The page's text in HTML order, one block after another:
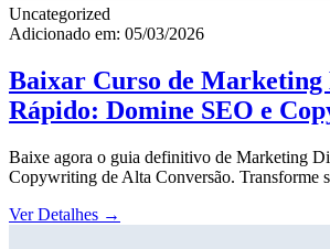
Uncategorized
Adicionado em: 05/03/2026
Baixar Curso de Marketing
Rápido: Domine SEO e
Baixe agora o guia definitivo de Marketing
Copywriting de Alta Conversão. Transforme
Ver Detalhes →